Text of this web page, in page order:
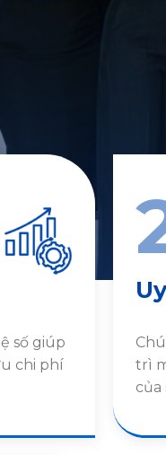
số giúp
chi phí
trì
của